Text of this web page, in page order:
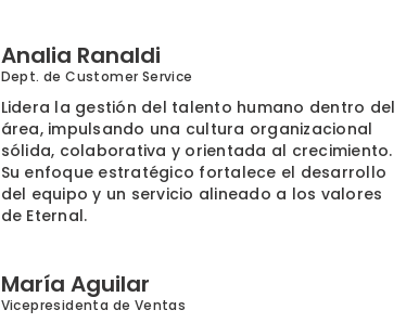
Analia Ranaldi
Dept. de Customer Service
Lidera la gestión del talento humano dentro del
área, impulsando una cultura organizacional
sólida, colaborativa y orientada al crecimiento.
Su enfoque estratégico fortalece el desarrollo
del equipo y un servicio alineado a los valores
de Eternal.
María Aguilar
Vicepresidenta de Ventas